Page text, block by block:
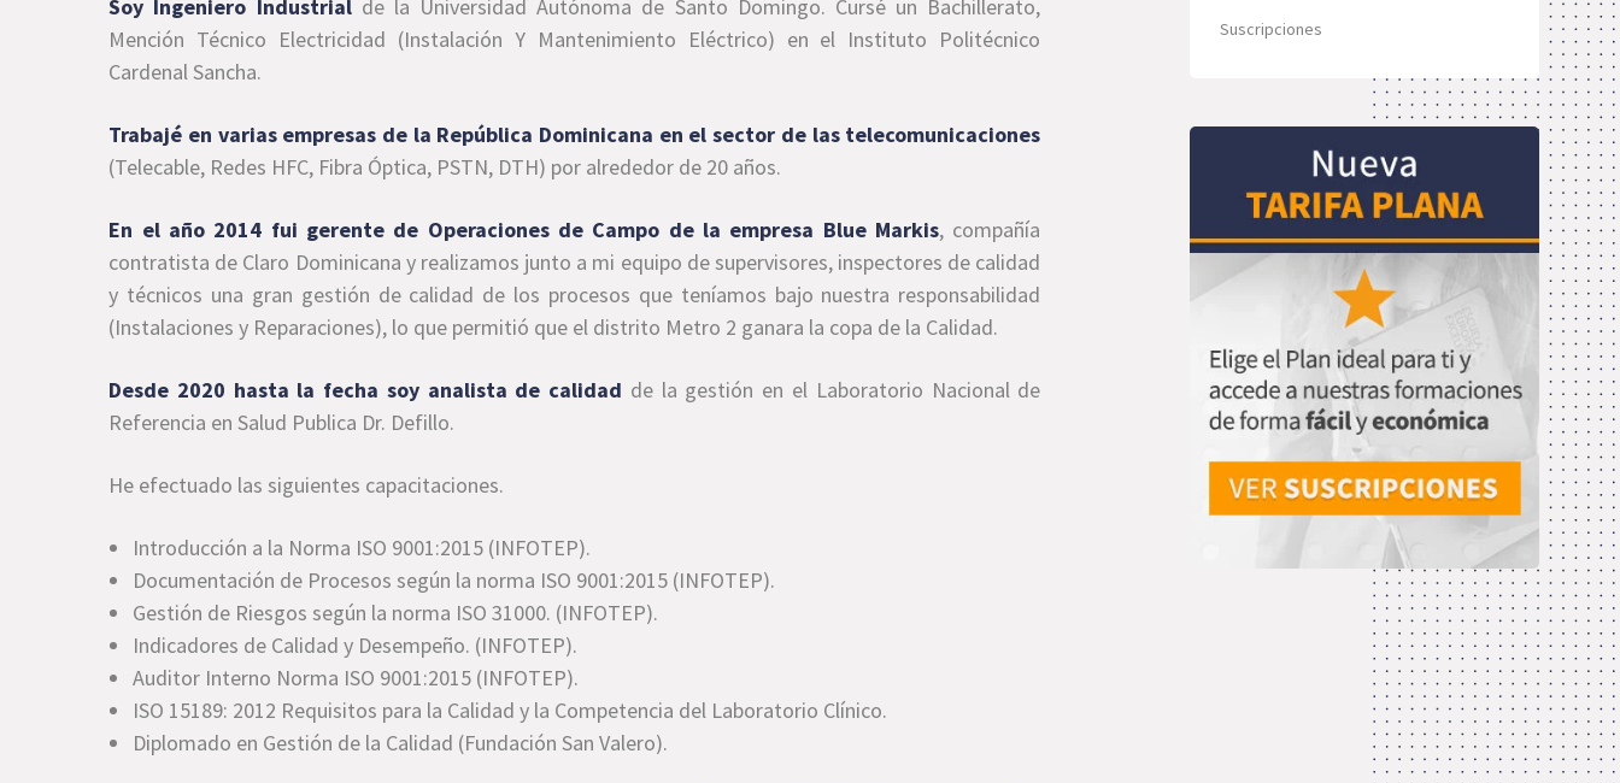
Soy Ingeniero Industrialde la Universidad Autónoma de Santo Domingo. Cursé un Bachillerato,
Mención Técnico Electricidad (Instalación Y Mantenimiento Eléctrico) en el Instituto Politécnico
Cardenal Sancha.
Trabajé en varias empresas de la República Dominicana en el sector de las telecomunicaciones
(Telecable, Redes HFC, Fibra Óptica, PSTN, DTH) por alrededor de 20 años.
En el año 2014 fui gerente de Operaciones de Campo de la empresa Blue Markis, compañía
contratista de Claro Dominicana y realizamos junto a mi equipo de supervisores, inspectores de calidad
y técnicos una gran gestión de calidad de los procesos que teníamos bajo nuestra responsabilidad
(Instalaciones y Reparaciones), lo que permitió que el distrito Metro 2 ganara la copa de la Calidad.
Desde 2020 hasta la fecha soy analista de calidad de la gestión en el Laboratorio Nacional de
Referencia en Salud Publica Dr. Defillo.
He efectuado las siguientes capacitaciones.
Introducción a la Norma ISO 9001:2015 (INFOTEP).
Documentación de Procesos según la norma ISO 9001:2015 (INFOTEP).
Gestión de Riesgos según la norma ISO 31000. (INFOTEP).
Indicadores de Calidad y Desempeño. (INFOTEP).
Auditor Interno Norma ISO 9001:2015 (INFOTEP).
ISO 15189: 2012 Requisitos para la Calidad y la Competencia del Laboratorio Clínico.
Diplomado en Gestión de la Calidad (Fundación San Valero).
Suscripciones